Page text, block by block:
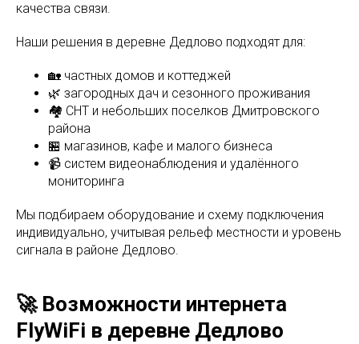
качества связи.
Наши решения в деревне Дедлово подходят для:
🏡 частных домов и коттеджей
🌿 загородных дач и сезонного проживания
🏘 СНТ и небольших поселков Дмитровского
района
🏪 магазинов, кафе и малого бизнеса
📹 систем видеонаблюдения и удалённого
мониторинга
Мы подбираем оборудование и схему подключения
индивидуально, учитывая рельеф местности и уровень
сигнала в районе Дедлово.
🚀 Возможности интернета
FlyWiFi в деревне Дедлово